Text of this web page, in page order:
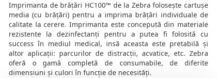
Imprimanta de brățări HC100™ de la Zebra folosește cartușe
media (cu brățări) pentru a imprima brățări individuale de
calitate la cerere. Imprimanta este concepută din materiale
rezistente la dezinfectanți pentru a putea fi folosită cu
success în mediul medical, insă aceasta este pretabilă și
altor aplicații: parcurilor de distracții, acvatice, etc. Zebra
oferă o gamă completă de consumabile, de diferite
dimensiuni și culori în funcție de necesități.